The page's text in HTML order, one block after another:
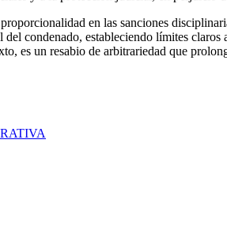
en las sanciones
condenado, estableciendo límites
es un resabio de arbitrariedad que